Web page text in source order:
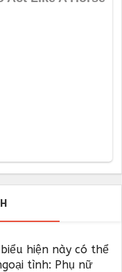
hiện này có thể
tình: Phụ nữ